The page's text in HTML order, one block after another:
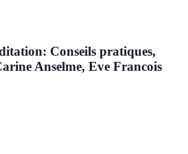
Conseils pratiques,
Anselme, Eve Francois